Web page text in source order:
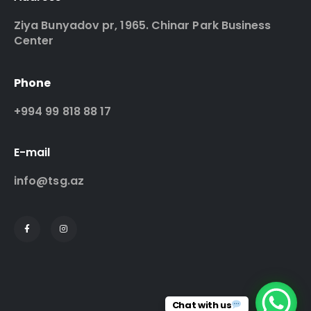
Ziya Bunyadov pr, 1965. Chinar Park Business
Center
Phone
+994 99 818 88 17
E-mail
info@tsg.az
Chat with us